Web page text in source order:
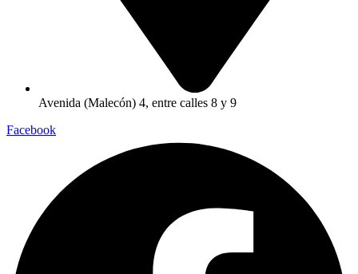
Avenida (Malecón) 4, entre calles 8 y 9
Facebook